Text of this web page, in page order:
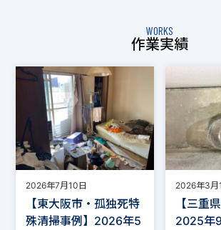
WORKS
作業実績
2026年7月10日
【東大阪市・孤独死特
殊清掃事例】2026年5
2026年3月
【三重
2025年